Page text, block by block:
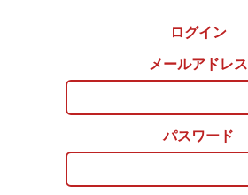
ログイン
メールアドレス
パスワード